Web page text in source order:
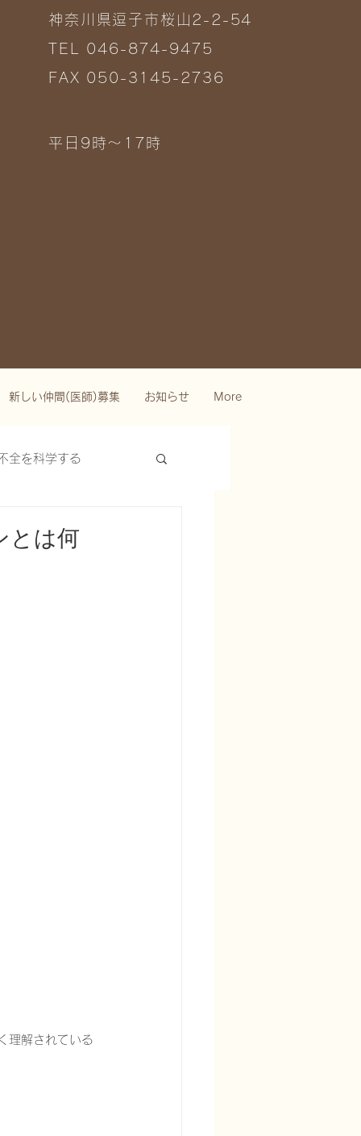
神奈川県逗子市桜山2-2-54
TEL 046-874-9475
FAX 050-3145-2736
平日9時～17時
新しい仲間(医師)募集 お知らせ More
全を科学する
とは何
理解されている